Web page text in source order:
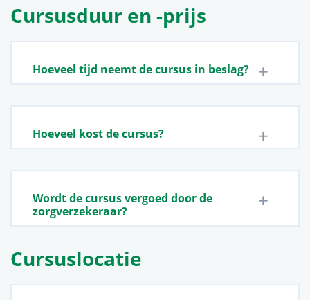
Cursusduur en -prijs
Hoeveel tijd neemt de cursus in beslag?
Hoeveel kost de cursus?
Wordt de cursus vergoed door de
zorgverzekeraar?
Cursuslocatie